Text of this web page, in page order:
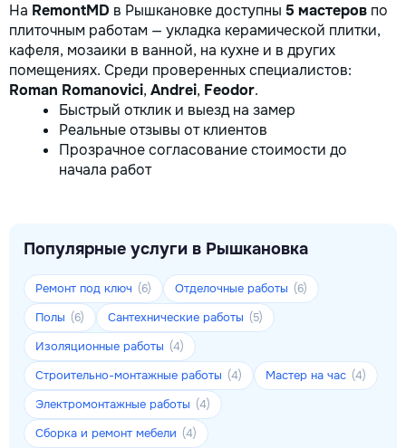
На RemontMD в Рышкановке доступны 5 мастеров по
плиточным работам — укладка керамической плитки,
кафеля, мозаики в ванной, на кухне и в других
помещениях. Среди проверенных специалистов:
Roman Romanovici, Andrei, Feodor.
Быстрый отклик и выезд на замер
Реальные отзывы от клиентов
Прозрачное согласование стоимости до
начала работ
Популярные услуги в Рышкановка
Ремонт под ключ (6) Отделочные работы (6)
Полы (6) Сантехнические работы (5)
Изоляционные работы (4)
Строительно-монтажные работы (4) Мастер на час (4)
Электромонтажные работы (4)
Сборка и ремонт мебели (4)